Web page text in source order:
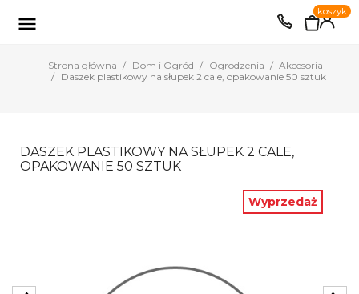
EUR PLN

0
koszyk
Strona główna Dom i Ogród Ogrodzenia
Akcesoria
Daszek plastikowy na słupek 2 cale, opakowanie 50 sztuk
DASZEK PLASTIKOWY NA SŁUPEK 2 CALE,
OPAKOWANIE 50 SZTUK
Wyprzedaż